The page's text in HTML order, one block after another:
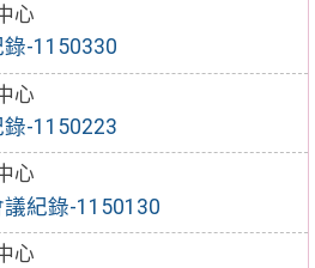
心
-1150330
心
-1150223
心
紀錄-1150130
心